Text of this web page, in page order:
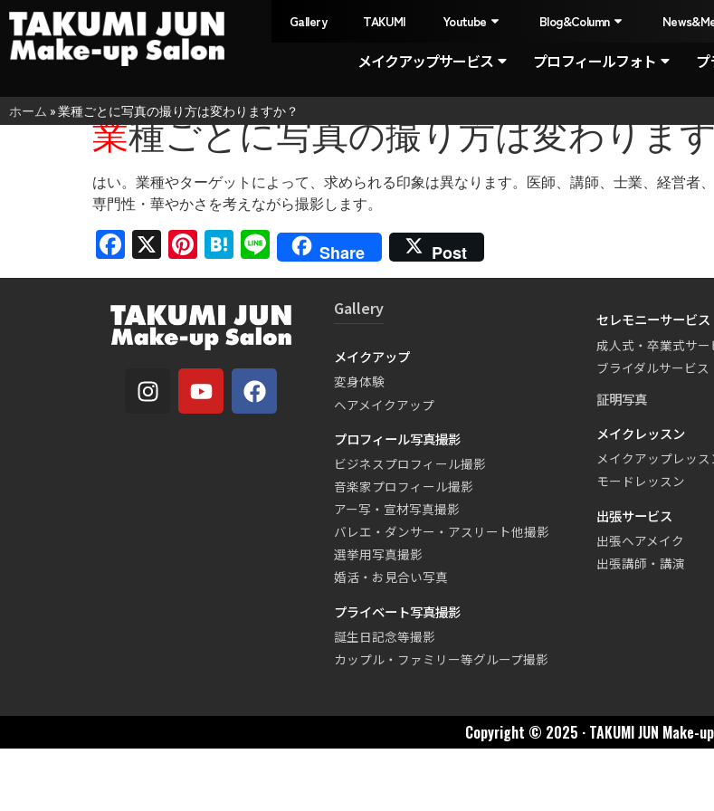
Gallery TAKUMI Youtube Blog&Column
メイクアップサービス プロフィールフォト プ
ホーム »業種ごとに写真の撮り方は変わりますか？
業種ごとに写真の撮り方は変わりま
はい。業種やターゲットによって、求められる印象は異なります。医師、講師、士業、経営者
専門性・華やかさを考えながら撮影します。
Facebook
X Pinterest
Hatena
LineShare Post
Gallery
メイクアップ
変身体験
ヘアメイクアップ
プロフィール写真撮影
ビジネスプロフィール撮影
音楽家プロフィール撮影
アー写・宣材写真撮影
バレエ・ダンサー・アスリート他撮影
選挙用写真撮影
婚活・お見合い写真
プライベート写真撮影
誕生日記念等撮影
カップル・ファミリー等グループ撮影
セレモニーサービス
成人式・卒業式サー
ブライダルサービス
証明写真
メイクレッスン
メイクアップレッス
モードレッスン
出張サービス
出張ヘアメイク
出張講師・講演
Copyright © 2025 · TAKUMI JUN Make-